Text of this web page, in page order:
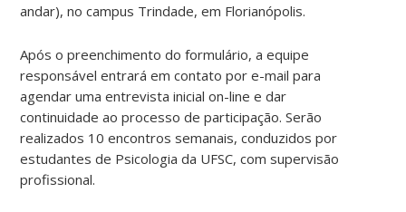
andar), no campus Trindade, em Florianópolis.
Após o preenchimento do formulário, a equipe
responsável entrará em contato por e-mail para
agendar uma entrevista inicial on-line e dar
continuidade ao processo de participação. Serão
realizados 10 encontros semanais, conduzidos por
estudantes de Psicologia da UFSC, com supervisão
profissional.